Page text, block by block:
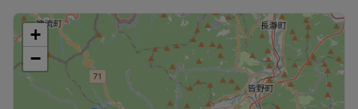
+
−